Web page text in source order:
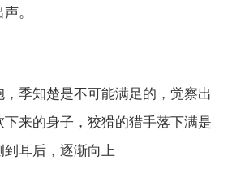
。
季知楚是不可能满足的，觉察出
来的身子，狡猾的猎手落下满是
耳后，逐渐向上